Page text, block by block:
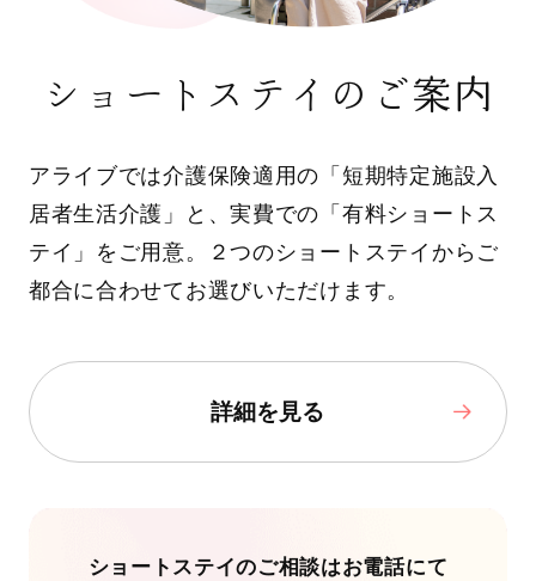
ショートステイのご案内
アライブでは介護保険適用の「短期特定施設入
居者生活介護」と、実費での「有料ショートス
テイ」をご用意。２つのショートステイからご
都合に合わせてお選びいただけます。
詳細を見る
ショートステイのご相談はお電話にて